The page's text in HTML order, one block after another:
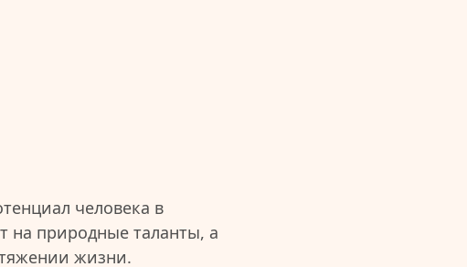
человека в
на природные таланты, а
жизни.